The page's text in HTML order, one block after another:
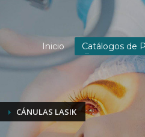
Inicio Catálogos de
CÁNULAS LASIK